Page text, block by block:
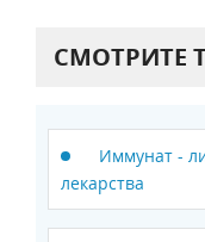
СМОТРИТЕ
Иммунат -
лекарства